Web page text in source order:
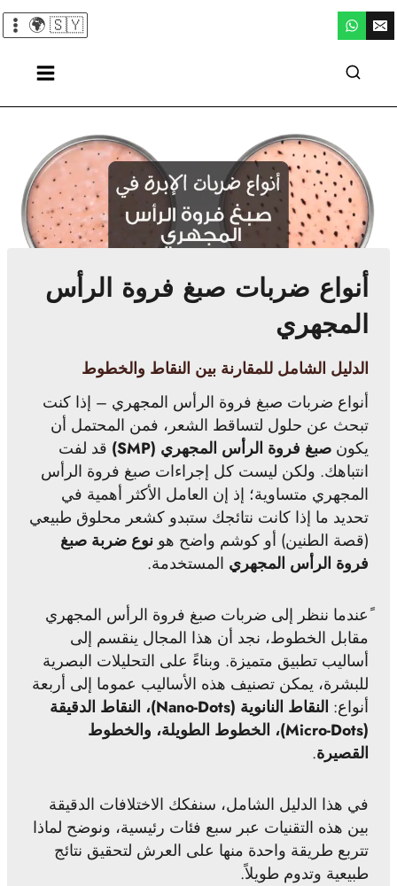
التجاوز
إلى
🇸🇾 🌍
أنواع ضربات صبغ فروة الرأس
المجهري
الدليل الشامل للمقارنة بين النقاط والخطوط
أنواع ضربات صبغ فروة الرأس المجهري – إذا كنت
تبحث عن حلول لتساقط الشعر، فمن المحتمل أن
يكون صبغ فروة الرأس المجهري (SMP)
قد لفت
انتباهك. ولكن ليست كل إجراءات صبغ فروة الرأس
المجهري متساوية؛ إذ إن العامل الأكثر أهمية في
تحديد ما إذا كانت نتائجك ستبدو كشعر محلوق طبيعي
(قصة الطنين) أو كوشم واضح هو نوع ضربة صبغ
فروة الرأس المجهري المستخدمة.
ًعندما ننظر إلى ضربات صبغ فروة الرأس المجهري
مقابل الخطوط، نجد أن هذا المجال ينقسم إلى
أساليب تطبيق متميزة. وبناءً على التحليلات البصرية
للبشرة، يمكن تصنيف هذه الأساليب عموما إلى أربعة
أنواع:
النقاط النانوية (Nano-Dots)، النقاط الدقيقة
(Micro-Dots)، الخطوط الطويلة، والخطوط
القصيرة.
في هذا الدليل الشامل، سنفكك الاختلافات الدقيقة
بين هذه التقنيات عبر سبع فئات رئيسية، ونوضح لماذا
تتربع طريقة واحدة منها على العرش لتحقيق نتائج
طبيعية وتدوم طويلاً.